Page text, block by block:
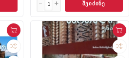
ᲨᲔᲘᲫᲘᲜᲔ